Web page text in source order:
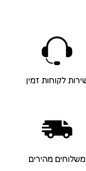
לקוחות זמין
משלוחים מהירים